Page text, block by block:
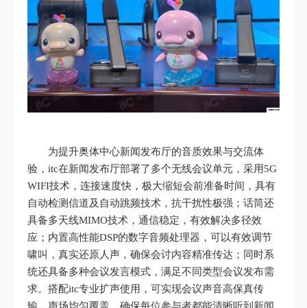
为提升奥体中心新闻发布厅的音质效果与交流体
验，itc在新闻发布厅部署了多个无线会议单元，采用5G
WIFI技术，连接速度快，极大缩短会前准备时间，具有
自动检测信道及自动跳频技术，抗干扰性极强；话筒还
具备多天线MIMO技术，通信稳定，有效解决多径效
应；内置高性能DSP的数字音频处理器，可以有效调节
啸叫，真实还原人声，确保会讨内容精准传达；同时系
统还具备多种会议发言模式，满足不同类型会议发布需
求。搭配itc专业扩声使用，可实现会议声音高保真传